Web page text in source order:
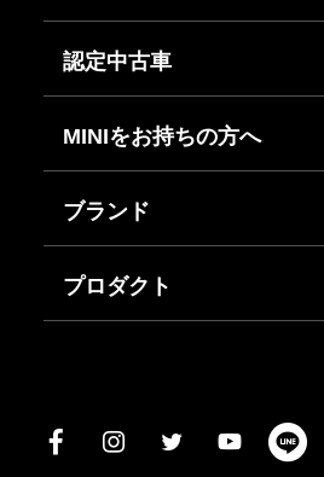
認定中古車
MINIをお持ちの方へ
ブランド
プロダクト